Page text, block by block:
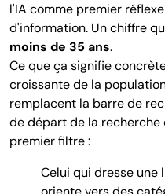
l'IA comme premier
d'information. Un chiffre
moins de 35 ans.
Ce que ça signifie
croissante de la
remplacent la barre de
de départ de la recherche
premier filtre :
Celui qui dresse une